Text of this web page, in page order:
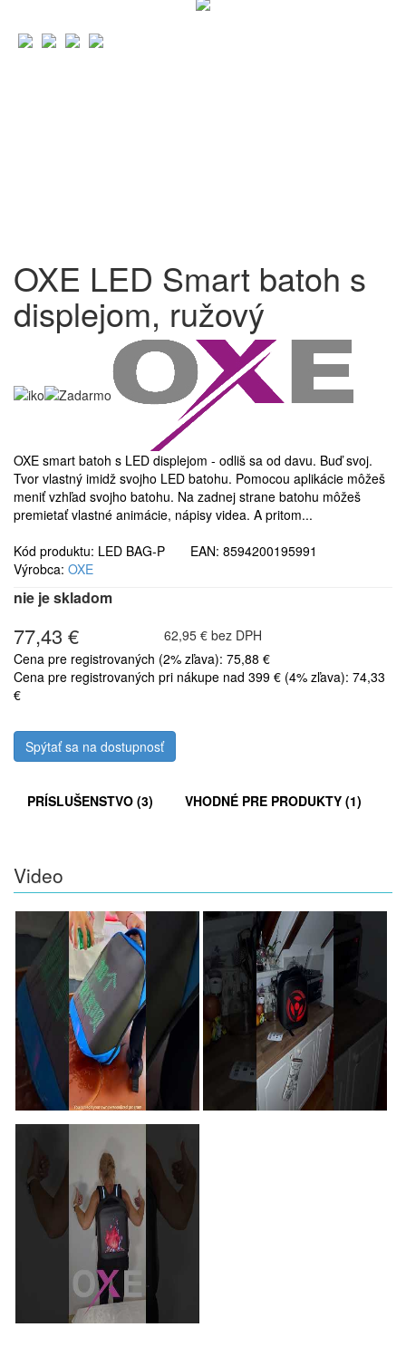
OXE LED Smart batoh s
displejom, ružový
OXE smart batoh s LED displejom - odliš sa od davu. Buď svoj.
Tvor vlastný imidž svojho LED batohu. Pomocou aplikácie môžeš
meniť vzhľad svojho batohu. Na zadnej strane batohu môžeš
premietať vlastné animácie, nápisy videa. A pritom...
Kód produktu: LED BAG-P EAN: 8594200195991
Výrobca: OXE
nie je skladom
77,43 €
62,95 € bez DPH
Cena pre registrovaných (2% zľava): 75,88 €
Cena pre registrovaných pri nákupe nad 399 € (4% zľava): 74,33
€
Spýtať sa na dostupnosť
PRÍSLUŠENSTVO (3) VHODNÉ PRE PRODUKTY (1)
Video